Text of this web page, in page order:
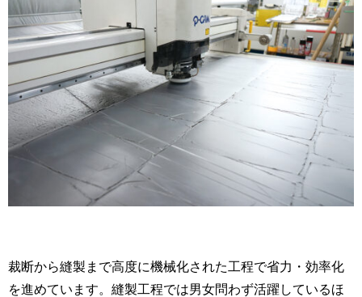
裁断から縫製まで高度に機械化された工程で省力・効率化
を進めています。縫製工程では男女問わず活躍しているほ